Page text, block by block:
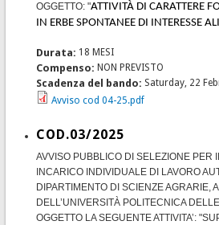
OGGETTO: "ATTIVITÀ DI CARATTERE
IN ERBE SPONTANEE DI INTERESSE
Durata: 18 MESI
Compenso:NON PREVISTO
Scadenza del bando: Saturday, 22
Avviso cod 04-25.pdf
COD.03/2025
AVVISO PUBBLICO DI SELEZIONE PER
INCARICO INDIVIDUALE DI LAVORO
DIPARTIMENTO DI SCIENZE AGRARIE,
DELL’UNIVERSITÀ POLITECNICA
OGGETTO LA SEGUENTE ATTIVITA’: